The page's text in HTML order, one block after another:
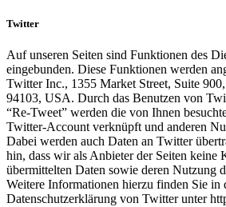
Twitter
Auf unseren Seiten sind Funktionen des
eingebunden. Diese Funktionen werden
Twitter Inc., 1355 Market Street, Suite
94103, USA. Durch das Benutzen von
“Re-Tweet” werden die von Ihnen
Twitter-Account verknüpft und anderen
Dabei werden auch Daten an Twitter
hin, dass wir als Anbieter der Seiten keine
übermittelten Daten sowie deren Nutzung
Weitere Informationen hierzu finden Sie in
Datenschutzerklärung von Twitter unter